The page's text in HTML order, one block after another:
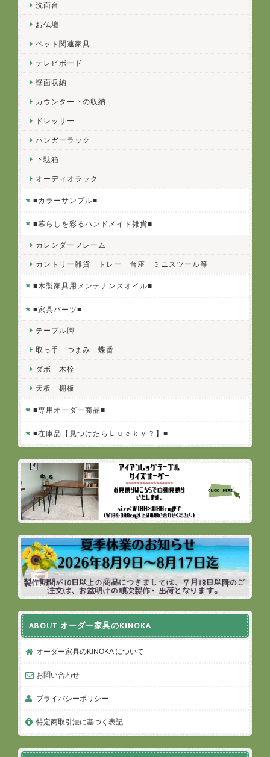
洗面台
お仏壇
ペット関連家具
テレビボード
壁面収納
カウンター下の収納
ドレッサー
ハンガーラック
下駄箱
オーディオラック
■カラーサンプル■
■暮らしを彩るハンドメイド雑貨■
カレンダーフレーム
カントリー雑貨 トレー 台座 ミニスツール等
■木製家具用メンテナンスオイル■
■家具パーツ■
テーブル脚
取っ手 つまみ 蝶番
ダボ 木栓
天板 棚板
■専用オーダー商品■
■在庫品【見つけたらＬｕｃｋｙ？】■
ABOUT オーダー家具のKINOKA
オーダー家具のKINOKA について
お問い合わせ
プライバシーポリシー
特定商取引法に基づく表記